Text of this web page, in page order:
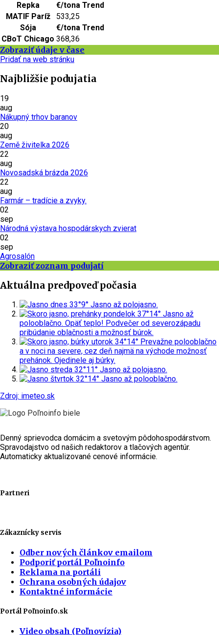
Repka
€/tona Trend
MATIF Paríž
533,25
Sója
€/tona Trend
CBoT Chicago 368,36
Zobraziť údaje v čase
Pridať na web stránku
Najbližšie podujatia
19
aug
Nákupný trhov baranov
20
aug
Země živitelka 2026
22
aug
Novosadská brázda 2026
22
aug
Farmár – tradície a zvyky.
02
sep
Národná výstava hospodárskych zvierat
02
sep
Agrosalón
Zobraziť zoznam podujatí
Aktuálna predpoveď počasia
dnes 33°9° Jasno až polojasno.
pondelok 37°14° Jasno až
polooblačno. Opäť teplo! Podvečer od severozápadu
pribúdanie oblačnosti a možnosť búrok.
utorok 34°14° Prevažne polooblačno
a v noci na severe, cez deň najmä na východe možnosť
prehánok. Ojedinele aj búrky.
streda 32°11° Jasno až polojasno.
štvrtok 32°14° Jasno až polooblačno.
Zdroj: imeteo.sk
Denný sprievodca domácim a svetovým pôdohospodárstvom.
Spravodajstvo od našich redaktorov a tlačových agentúr.
Automaticky aktualizované cenové informácie.
Partneri
Zákaznícky servis
Odber nových článkov emailom
Podporiť portál Poľnoinfo
Reklama na portáli
Ochrana osobných údajov
Kontaktné informácie
Portál Poľnoinfo.sk
Video obsah (Poľnovízia)